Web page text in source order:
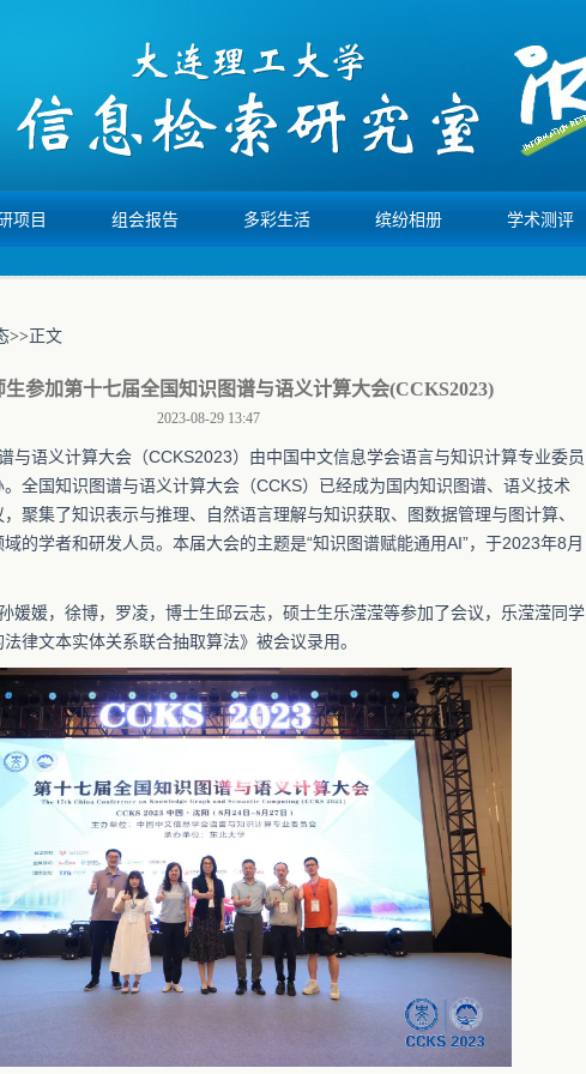
项目 组会报告 多彩生活 缤纷相册 学术测评
>> 正文
生参加第十七届全国知识图谱与语义计算大会(CCKS2023)
2023-08-29 13:47
与语义计算大会（CCKS2023）由中国中文信息学会语言与知识计算专业委员
全国知识图谱与语义计算大会（CCKS）已经成为国内知识图谱、语义技术
聚集了知识表示与推理、自然语言理解与知识获取、图数据管理与图计算、
的学者和研发人员。本届大会的主题是“知识图谱赋能通用AI”，于2023年8月
媛媛，徐博，罗凌，博士生邱云志，硕士生乐滢滢等参加了会议，乐滢滢同学
律文本实体关系联合抽取算法》被会议录用。